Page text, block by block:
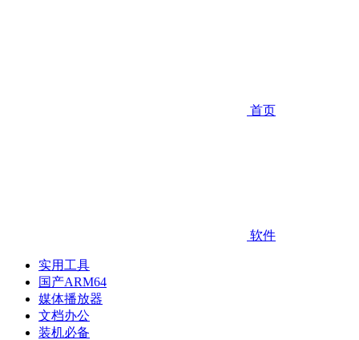
首页
软件
实用工具
国产ARM64
媒体播放器
文档办公
装机必备